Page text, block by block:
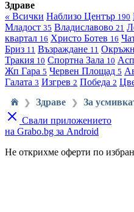
Здраве
« Всички Наблизо Център 190
Младост 35 Владиславово 21
квартал 16 Христо Ботев 16
Бриз 11 Възраждане 11
Тракия 10 Спортна Зала 10
Жп Гара 5 Червен Площад 5
Галата 3 Изгрев 2 Победа 2
❯ Здраве ❯
За
Свали приложението
на Grabo.bg за Android
Не открихме оферти по